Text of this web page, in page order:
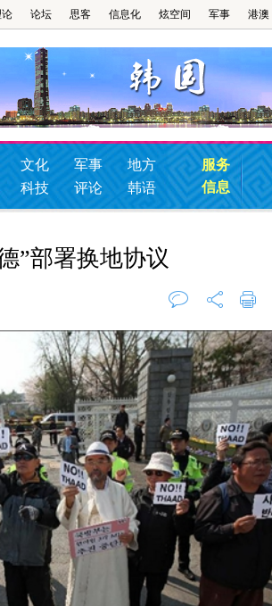
论坛 思客 信息化 炫空间 军事 港澳
文化 军事
地方
科技
评论 韩语
服务
信息
”部署换地协议
评论0 打印